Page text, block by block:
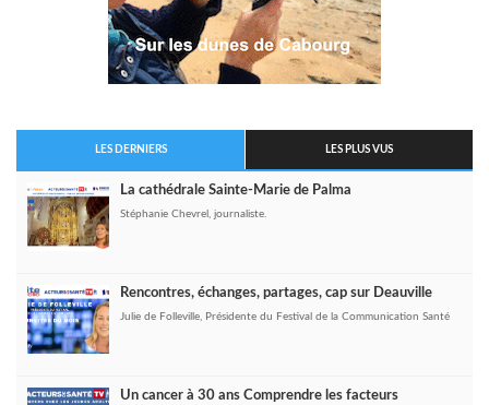
LES DERNIERS LES PLUS VUS
La cathédrale Sainte-Marie de Palma
Stéphanie Chevrel, journaliste.
Rencontres, échanges, partages, cap sur Deauville
Julie de Folleville, Présidente du Festival de la Communication Santé
Un cancer à 30 ans Comprendre les facteurs